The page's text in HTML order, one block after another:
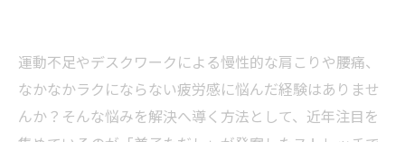
運動不足やデスクワークによる慢性的な肩こりや腰痛、
なかなかラクにならない疲労感に悩んだ経験はありませ
んか？そんな悩みを解決へ導く方法として、近年注目を